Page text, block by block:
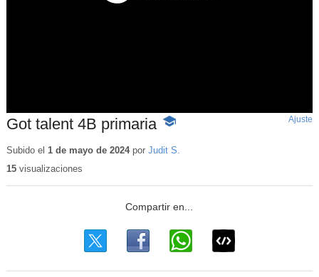
Got talent 4B primaria -
educativo
Ajuste
Subido el 1 de mayo de 2024por Judit S.
15visualizaciones